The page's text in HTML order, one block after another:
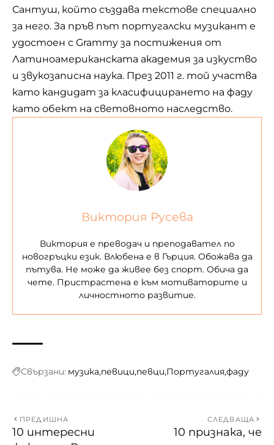
Сантуш, който създава текстове специално
за него. За пръв път португалски музикант е
удостоен с Grammy за постижения от
Латиноамериканската академия за изкуство
и звукозаписна наука. През 2011 г. той участва
като кандидат за класифицирането на фаду
като обект на световното наследство.
Виктория Русева
Виктория е преводач и преподавател по
новогръцки език. Влюбена е в Гърция. Обожава да
пътува. Не може да живее без спорт. Обича да
чете. Пристрастена е към мотиваторите и
личностното развитие.
Свързани: музика певици певци Португалия фаду
ПРЕДИШНА
10 интересни
СЛЕДВАЩА
10 признака, че